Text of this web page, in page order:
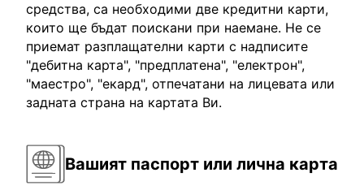
средства, са необходими две кредитни карти,
които ще бъдат поискани при наемане. Не се
приемат разплащателни карти с надписите
"дебитна карта", "предплатена", "електрон",
"маестро", "екард", отпечатани на лицевата или
задната страна на картата Ви.
Вашият паспорт или лична карта